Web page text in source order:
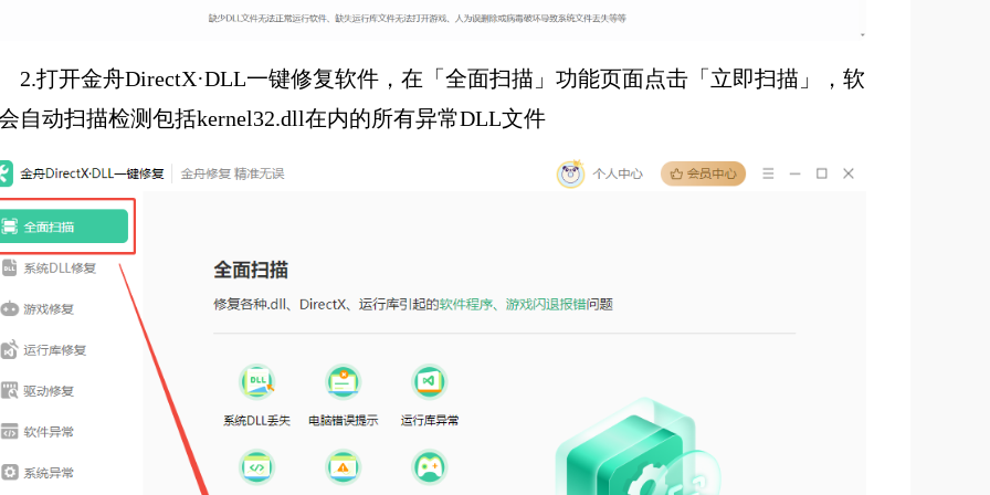
2.打开金舟DirectX·DLL一键修复软件，在「全面扫描」功能页面点击「立即扫描」，软
自动扫描检测包括kernel32.dll在内的所有异常DLL文件